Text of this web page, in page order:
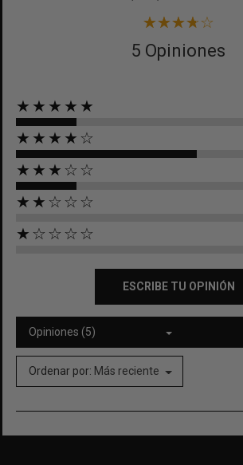
5 Opiniones
★★★★★
★★★★☆
★★★☆☆
★★☆☆☆
★☆☆☆☆
ESCRIBE TU OPINIÓN
Opiniones (5)
Ordenar por: Más reciente